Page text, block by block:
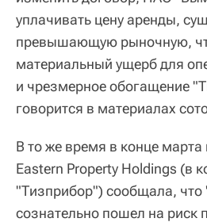
уплачивать цену аренды,
превышающую рыночную,
материальный ущерб для
и чрезмерное обогащение
говорится в материалах
В то же время в конце марта
Eastern Property Holdings (в
"Тизприбор") сообщала,
сознательно пошел на риск